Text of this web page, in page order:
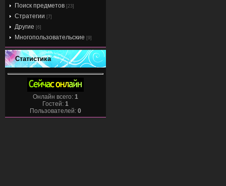
Поиск предметов [23]
Стратегии [7]
Другие [6]
Многопользовательские [9]
Статистика
Онлайн всего: 1
Гостей: 1
Пользователей: 0